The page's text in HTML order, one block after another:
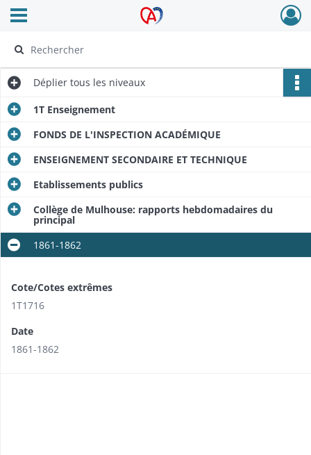
Archives Alsace - Colmar
Ouvrir le menu déroulant
Déplier tous les niveaux
1T Enseignement
FONDS DE L'INSPECTION ACADÉMIQUE
ENSEIGNEMENT SECONDAIRE ET TECHNIQUE
Etablissements publics
Collège de Mulhouse: rapports hebdomadaires du
principal
1861-1862
Cote/Cotes extrêmes
1T1716
Date
1861-1862